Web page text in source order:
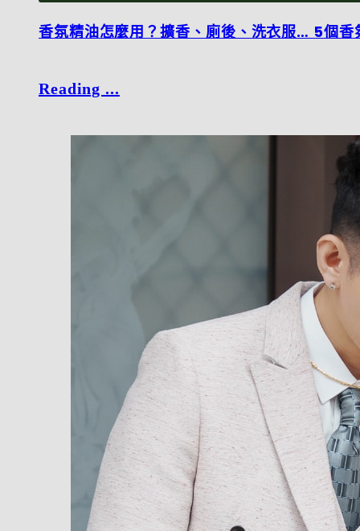
香氛精油怎麼用？擴香、廁後、洗衣服… 5個香
Reading ...